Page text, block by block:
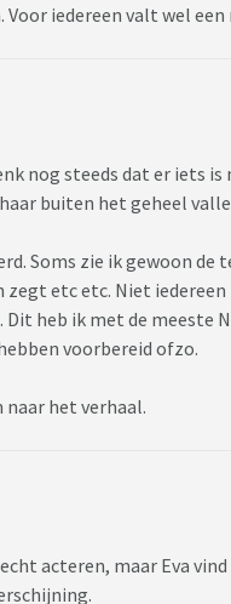
iedereen valt wel
nog steeds dat er iets is
buiten het geheel
Soms zie ik gewoon de
etc etc. Niet
heb ik met de meeste
voorbereid ofzo.
het verhaal.
acteren, maar Eva